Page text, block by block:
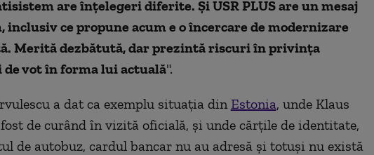
are înțelegeri diferite. Și USR PLUS are un mesaj
inclusiv ce propune acum e o încercare de modernizare
Merită dezbătută, dar prezintă riscuri în privința
vot în forma lui actuală".
a dat ca exemplu situația din Estonia, unde Klaus
de curând în vizită oficială, și unde cărțile de identitate,
de autobuz, cardul bancar nu au adresă și totuși nu există